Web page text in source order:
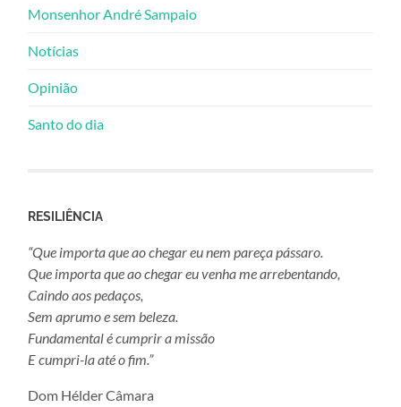
Monsenhor André Sampaio
Notícias
Opinião
Santo do dia
RESILIÊNCIA
“Que importa que ao chegar eu nem pareça pássaro.
Que importa que ao chegar eu venha me arrebentando,
Caindo aos pedaços,
Sem aprumo e sem beleza.
Fundamental é cumprir a missão
E cumpri-la até o fim.”
Dom Hélder Câmara